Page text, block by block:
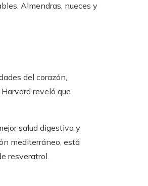
Almendras, nueces y
del corazón,
reveló que
salud digestiva y
mediterráneo, está
resveratrol.